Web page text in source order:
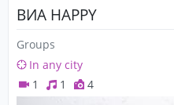
ВИА HAPPY
Groups
In any city
1
1 4